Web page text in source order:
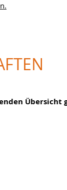
Übersicht